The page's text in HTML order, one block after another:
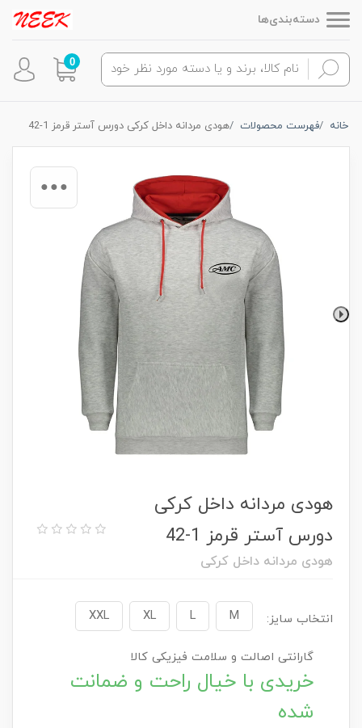
دسته‌بندی‌ها
0
خانه فهرست محصولات هودی مردانه داخل کرکی دورس آستر قرمز 1-42
هودی مردانه داخل کرکی
دورس آستر قرمز 1-42
هودی مردانه داخل کرکی
انتخاب سایز: M
L
XL
XXL
گارانتی اصالت و سلامت فیزیکی کالا
خریدی با خیال راحت و ضمانت
شده